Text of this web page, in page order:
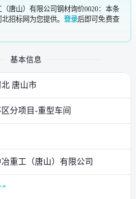
（唐山）有限公司钢材询价0020：本条
招标网为您提供。登录后即可免费查
基本信息
唐山市
区分项目-重型车间
冶重工（唐山）有限公司